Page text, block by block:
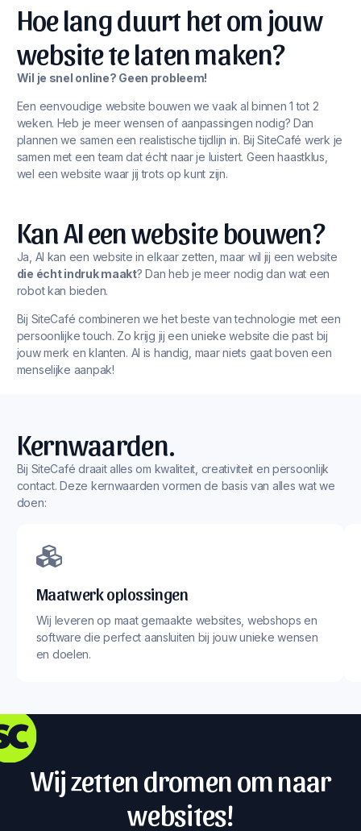
Hoe lang duurt het om jouw
website te laten maken?
Wil je snel online? Geen probleem!
Een eenvoudige website bouwen we vaak al binnen 1 tot 2
weken. Heb je meer wensen of aanpassingen nodig? Dan
plannen we samen een realistische tijdlijn in. Bij SiteCafé werk je
samen met een team dat écht naar je luistert. Geen haastklus,
wel een website waar jij trots op kunt zijn.
Kan AI een website bouwen?
Ja, AI kan een website in elkaar zetten, maar wil jij een website
die écht indruk maakt? Dan heb je meer nodig dan wat een
robot kan bieden.
Bij SiteCafé combineren we het beste van technologie met een
persoonlijke touch. Zo krijg jij een unieke website die past bij
jouw merk en klanten. AI is handig, maar niets gaat boven een
menselijke aanpak!
Kernwaarden.
Bij SiteCafé draait alles om kwaliteit, creativiteit en persoonlijk
contact. Deze kernwaarden vormen de basis van alles wat we
doen:
Maatwerk oplossingen
Wij leveren op maat gemaakte websites, webshops en
software die perfect aansluiten bij jouw unieke wensen
en doelen.
Wij zetten dromen om naar
websites!